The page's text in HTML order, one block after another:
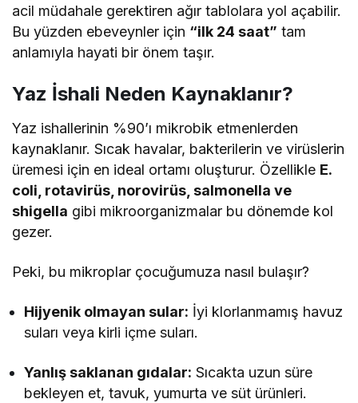
acil müdahale gerektiren ağır tablolara yol açabilir.
Bu yüzden ebeveynler için “ilk 24 saat” tam
anlamıyla hayati bir önem taşır.
Yaz İshali Neden Kaynaklanır?
Yaz ishallerinin %90’ı mikrobik etmenlerden
kaynaklanır. Sıcak havalar, bakterilerin ve virüslerin
üremesi için en ideal ortamı oluşturur. Özellikle E.
coli, rotavirüs, norovirüs, salmonella ve
shigella gibi mikroorganizmalar bu dönemde kol
gezer.
Peki, bu mikroplar çocuğumuza nasıl bulaşır?
Hijyenik olmayan sular: İyi klorlanmamış havuz
suları veya kirli içme suları.
Yanlış saklanan gıdalar: Sıcakta uzun süre
bekleyen et, tavuk, yumurta ve süt ürünleri.